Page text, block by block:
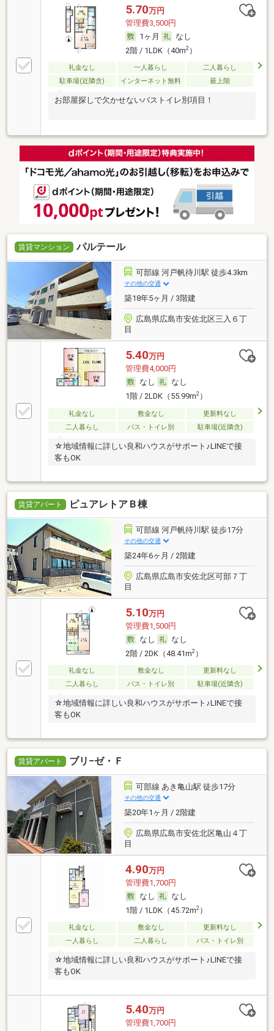
5.70万円
管理費3,500円
1ヶ月
なし
2階 / 1LDK（40m2）
礼金なし 一人暮らし
二人暮らし
駐車場(近隣含)
インターネット無料 最上階
お部屋探しで欠かせないバストイレ別項目！
賃貸マンション パルテール
可部線 河戸帆待川駅 徒歩4.3km
その他の交通
築18年5ヶ月 / 3階建
広島県広島市安佐北区三入６丁
目
5.40万円
管理費4,000円
なし
なし
1階 / 2LDK（55.99m2）
礼金なし 敷金なし
更新料なし
二人暮らし
バス・トイレ別 駐車場(近隣含)
☆地域情報に詳しい良和ハウスがサポート♪LINEで接
客もOK
賃貸アパート ピュアレトアＢ棟
可部線 河戸帆待川駅 徒歩17分
その他の交通
築24年6ヶ月 / 2階建
広島県広島市安佐北区可部７丁
目
5.10万円
管理費1,500円
なし
なし
2階 / 2DK（48.41m2）
礼金なし 敷金なし
更新料なし
二人暮らし
バス・トイレ別 駐車場(近隣含)
☆地域情報に詳しい良和ハウスがサポート♪LINEで接
客もOK
賃貸アパート ブリ−ゼ・Ｆ
可部線 あき亀山駅 徒歩17分
その他の交通
築20年1ヶ月 / 2階建
広島県広島市安佐北区亀山４丁
目
4.90万円
管理費1,700円
なし
なし
1階 / 1LDK（45.72m2）
礼金なし 敷金なし
更新料なし
一人暮らし
二人暮らし バス・トイレ別
☆地域情報に詳しい良和ハウスがサポート♪LINEで接
客もOK
5.40万円
管理費1,700円